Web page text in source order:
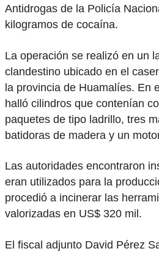
Antidrogas de la Policía
kilogramos de cocaína.
La operación se realizó en un
clandestino ubicado en el
la provincia de Huamalíes. En
halló cilindros que contenían
paquetes de tipo ladrillo, tres
batidoras de madera y un
Las autoridades encontraron
eran utilizados para la
procedió a incinerar las
valorizadas en US$ 320 mil.
El fiscal adjunto David Pérez